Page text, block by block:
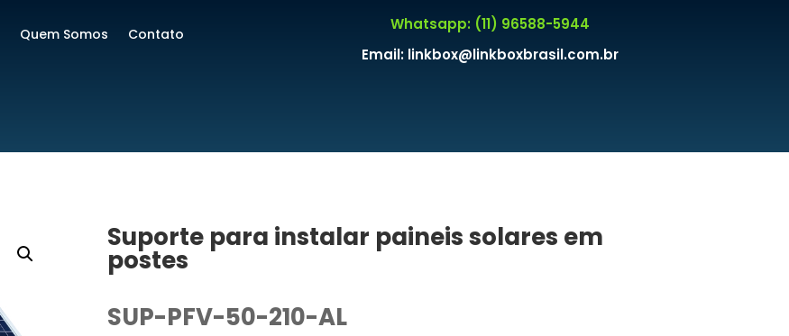
Quem Somos Contato
Whatsapp: (11) 96588-5944
Email: linkbox@linkboxbrasil.com.br
Suporte para instalar paineis solares em
postes
SUP-PFV-50-210-AL